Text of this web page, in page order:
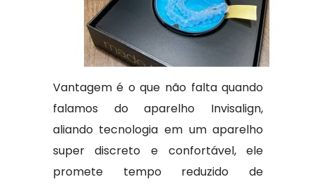
Vantagem é o que não falta quando
falamos do aparelho Invisalign,
aliando tecnologia em um aparelho
super discreto e confortável, ele
promete tempo reduzido de